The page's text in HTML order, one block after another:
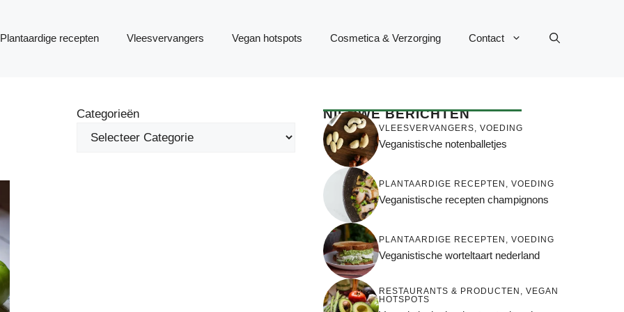
Plantaardige recepten Vleesvervangers Vegan hotspots Cosmetica & Verzorging Contact
Categorieën NIEUWE BERICHTEN
VLEESVERVANGERS, VOEDING
Veganistische notenballetjes
PLANTAARDIGE RECEPTEN , VOEDING
Veganistische recepten champignons
PLANTAARDIGE RECEPTEN , VOEDING
Veganistische worteltaart nederland
RESTAURANTS & PRODUCTEN , VEGAN
HOTSPOTS